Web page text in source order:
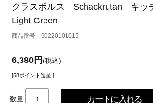
クラスボルス Schackrutan キッ
Light Green
50220101015
6,380円(税込)
[58ポイント進呈 ]
数量